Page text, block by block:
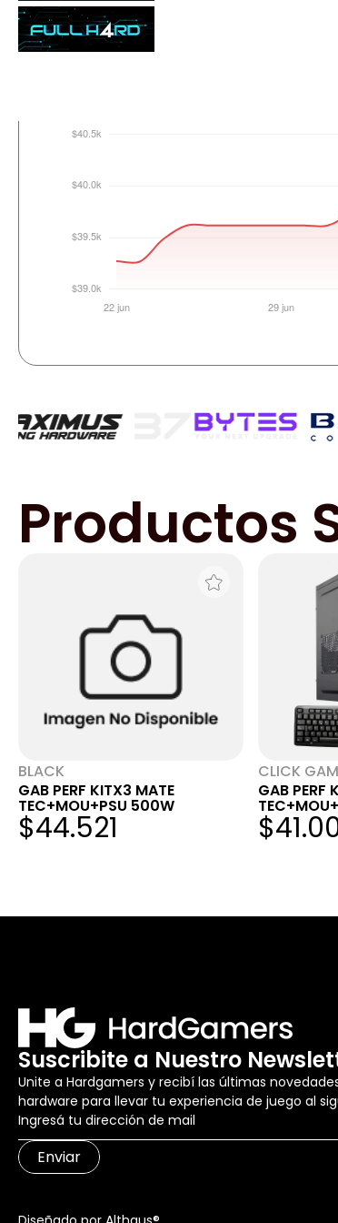
Productos
BLACK
GAB PERF KITX3 MATE
TEC+MOU+PSU 500W
$44.521
CLICK
GAB PERF
Suscribite a Nuestro
Unite a Hardgamers y recibí las últimas
hardware para llevar tu experiencia de juego al
Enviar